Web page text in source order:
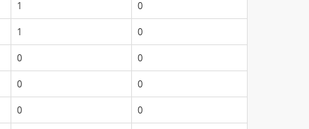
1 0
1 0
0 0
0 0
0 0